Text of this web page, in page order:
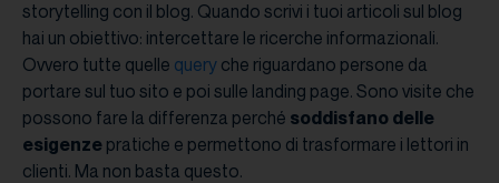
storytelling con il blog. Quando scrivi i tuoi articoli sul blog
hai un obiettivo: intercettare le ricerche informazionali.
Ovvero tutte quelle query che riguardano persone da
portare sul tuo sito e poi sulle landing page. Sono visite che
possono fare la differenza perché soddisfano delle
esigenze pratiche e permettono di trasformare i lettori in
clienti. Ma non basta questo.